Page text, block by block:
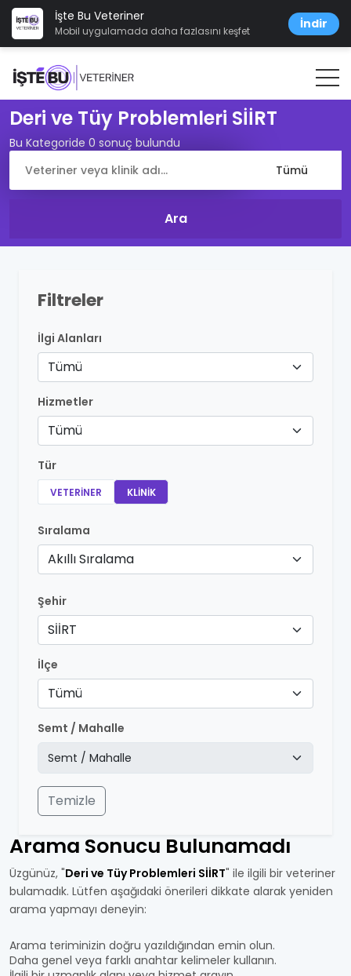
İşte Bu Veteriner
Mobil uygulamada daha fazlasını keşfet İndir
Deri ve Tüy Problemleri SİİRT
Bu Kategoride 0 sonuç bulundu
Filtreler
İlgi Alanları
Tümü
Hizmetler
Tümü
Tür
VETERINER KLINIK
Sıralama
Akıllı Sıralama
Şehir
SİİRT
İlçe
Tümü
Semt / Mahalle
Temizle
Arama Sonucu Bulunamadı
Üzgünüz, "Deri ve Tüy Problemleri SİİRT" ile ilgili bir veteriner
bulamadık. Lütfen aşağıdaki önerileri dikkate alarak yeniden
arama yapmayı deneyin:
Arama teriminizin doğru yazıldığından emin olun.
Daha genel veya farklı anahtar kelimeler kullanın.